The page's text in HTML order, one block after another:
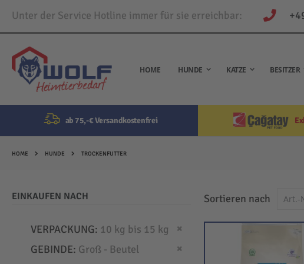
Unter der Service Hotline immer für sie erreichbar:
Direkt
zum
Inhalt
HOME HUNDE KATZE BESITZER
ab 75,-€ Versandkostenfrei
HOME HUNDE TROCKENFUTTER
Sortieren nach
EINKAUFEN NACH
VERPACKUNG 10 kg bis 15 kg
Dies entfernen
GEBINDE Groß - Beutel